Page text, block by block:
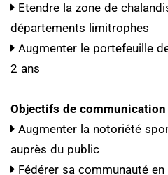
Etendre la zone de
départements limitrophes
Augmenter le portefeuille
2 ans
Objectifs de communication
Augmenter la notoriété
auprès du public
Fédérer sa communauté